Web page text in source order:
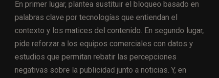
En primer lugar, plantea sustituir el bloqueo basado en
palabras clave por tecnologías que entiendan el
contexto y los matices del contenido. En segundo lugar,
pide reforzar a los equipos comerciales con datos y
estudios que permitan rebatir las percepciones
negativas sobre la publicidad junto a noticias. Y, en